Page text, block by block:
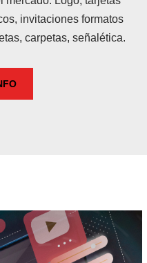
invitaciones formatos
carpetas, señalética.